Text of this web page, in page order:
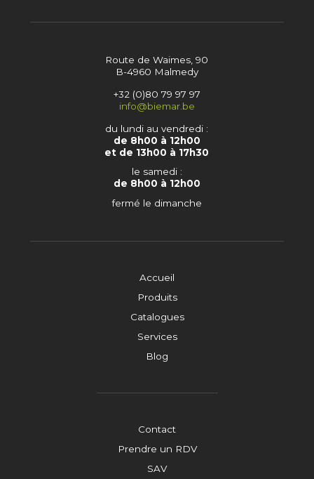
Accueil
Produits
Catalogues
Services
Blog
Contact
Prendre un RDV
SAV
Route de Waimes, 90
B-4960 Malmedy
+32 (0)80 79 97 97
info@biemar.be
du lundi au vendredi :
de 8h00 à 12h00
et de 13h00 à 17h30
le samedi :
de 8h00 à 12h00
fermé le dimanche